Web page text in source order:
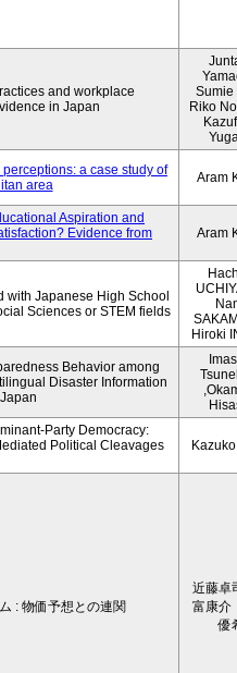
and workplace
in Japan
Sumie
Riko
a case study of
area
Aram
Aspiration and
Evidence from
Aram
with Japanese High School
Sciences or STEM fields
Hiroki
Behavior among
Disaster Information
Party Democracy:
Political Cleavages
: 物価予想との連関
近藤卓
富康介
優